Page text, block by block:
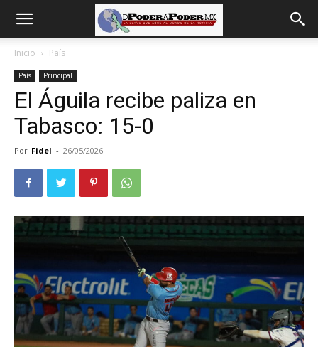
poder
Poder
Inicio País
País Principal
El Águila recibe paliza en
Tabasco: 15-0
Por Fidel - 26/05/2026